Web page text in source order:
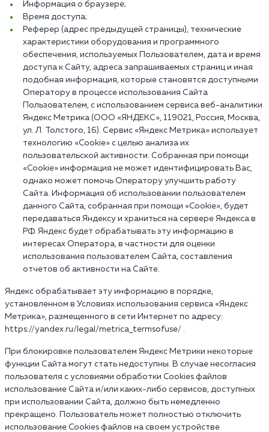
Информация о браузере;
Время доступа;
Реферер (адрес предыдущей страницы), технические
характеристики оборудования и программного
обеспечения, используемых Пользователем, дата и время
доступа к Сайту, адреса запрашиваемых страниц и иная
подобная информация, которые становятся доступными
Оператору в процессе использования Сайта
Пользователем, с использованием сервиса веб-аналитики
Яндекс Метрика (ООО «ЯНДЕКС», 119021, Россия, Москва,
ул. Л. Толстого, 16). Сервис «Яндекс Метрика» использует
технологию «Cookie» с целью анализа их
пользовательской активности. Собранная при помощи
«Cookie» информация не может идентифицировать Вас,
однако может помочь Оператору улучшить работу
Сайта. Информация об использовании пользователем
данного Сайта, собранная при помощи «Cookie», будет
передаваться Яндексу и храниться на сервере Яндекса в
РФ. Яндекс будет обрабатывать эту информацию в
интересах Оператора, в частности для оценки
использования пользователем Сайта, составления
отчетов об активности на Сайте.
Яндекс обрабатывает эту информацию в порядке,
установленном в Условиях использования сервиса «Яндекс
Метрика», размещенного в сети Интернет по адресу:
https://yandex.ru/legal/metrica_termsofuse/ .
При блокировке пользователем Яндекс Метрики некоторые
функции Сайта могут стать недоступны. В случае несогласия
пользователя с условиями обработки Cookies файлов
использование Сайта и/или каких-либо сервисов, доступных
при использовании Сайта, должно быть немедленно
прекращено. Пользователь может полностью отключить
использование Cookies файлов на своем устройстве